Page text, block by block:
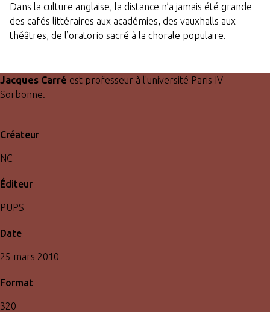
Dans la culture anglaise, la distance n’a jamais été grande
des cafés littéraires aux académies, des vauxhalls aux
théâtres, de l’oratorio sacré à la chorale populaire.
Jacques Carré est professeur à l'université Paris IV-
Sorbonne.
Créateur
NC
Éditeur
PUPS
Date
25 mars 2010
Format
320